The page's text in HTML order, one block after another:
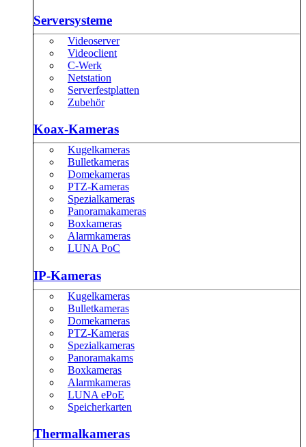
Serversysteme
Videoserver
Videoclient
C-Werk
Netstation
Serverfestplatten
Zubehör
Koax-Kameras
Kugelkameras
Bulletkameras
Domekameras
PTZ-Kameras
Spezialkameras
Panoramakameras
Boxkameras
Alarmkameras
LUNA PoC
IP-Kameras
Kugelkameras
Bulletkameras
Domekameras
PTZ-Kameras
Spezialkameras
Panoramakams
Boxkameras
Alarmkameras
LUNA ePoE
Speicherkarten
Thermalkameras